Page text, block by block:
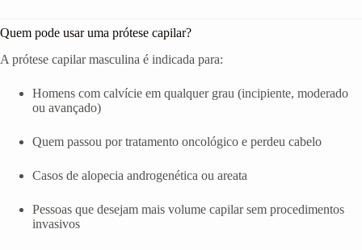
Quem pode usar uma prótese capilar?
A prótese capilar masculina é indicada para:
Homens com calvície em qualquer grau (incipiente, moderado
ou avançado)
Quem passou por tratamento oncológico e perdeu cabelo
Casos de alopecia androgenética ou areata
Pessoas que desejam mais volume capilar sem procedimentos
invasivos